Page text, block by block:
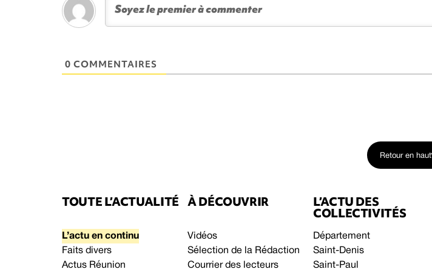
0 COMMENTAIRES
Retour en haut
TOUTE L’ACTUALITÉ
L’actu en continu
Faits divers
Actus Réunion
À DÉCOUVRIR
Vidéos
Sélection de la Rédaction
Courrier des lecteurs
L’ACTU DES
COLLECTIVITÉS
Département
Saint-Denis
Saint-Paul